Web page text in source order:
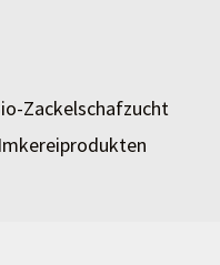
Zackelschafzucht